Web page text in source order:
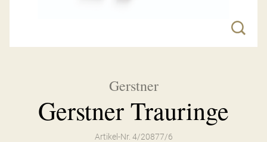
Gerstner
Gerstner Trauringe
Artikel-Nr. 4/20877/6